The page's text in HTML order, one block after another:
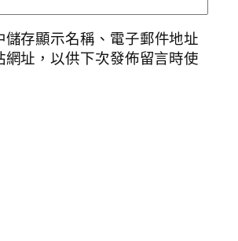
儲存顯示名稱、電子郵件地址
網址，以供下次發佈留言時使